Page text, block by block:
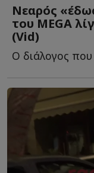
Νεαρός
του MEGA
(Vid)